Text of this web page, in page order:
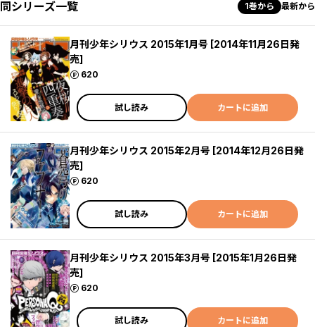
同シリーズ一覧 1巻から 最新から
月刊少年シリウス 2015年1月号 [2014年11月26日発
売]
620
ポイント
試し読み カートに追加
月刊少年シリウス 2015年2月号 [2014年12月26日発
売]
620
ポイント
試し読み カートに追加
月刊少年シリウス 2015年3月号 [2015年1月26日発
売]
620
ポイント
試し読み カートに追加